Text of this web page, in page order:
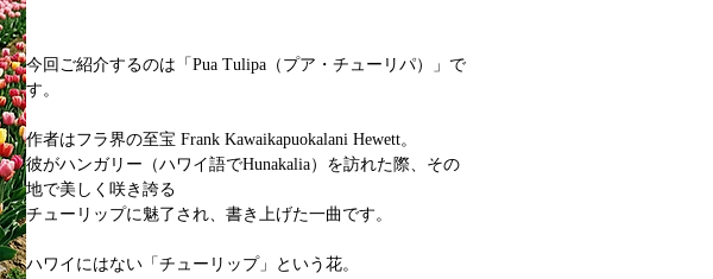
今回ご紹介するのは「Pua Tulipa（プア・チューリパ）」で
す。
作者はフラ界の至宝 Frank Kawaikapuokalani Hewett。
彼がハンガリー（ハワイ語でHunakalia）を訪れた際、その
地で美しく咲き誇る
チューリップに魅了され、書き上げた一曲です。
ハワイにはない「チューリップ」という花。